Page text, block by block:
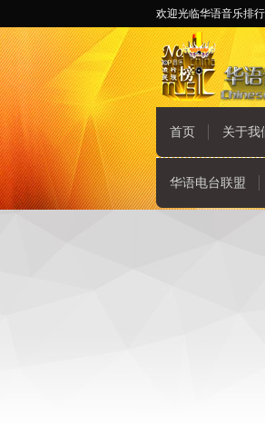
欢迎光临华语音乐排行
首页 关于我
华语电台联盟